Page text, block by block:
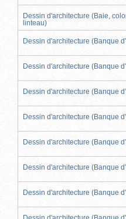
Dessin d'architecture (Baie,
linteau)
Dessin d'architecture (Banque
Dessin d'architecture (Banque
Dessin d'architecture (Banque
Dessin d'architecture (Banque
Dessin d'architecture (Banque
Dessin d'architecture (Banque
Dessin d'architecture (Banque